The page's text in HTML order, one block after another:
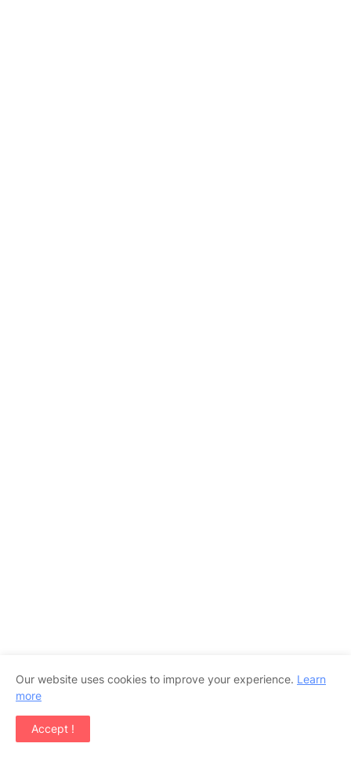
Our website uses cookies to improve your experience. Learn
more
Accept !